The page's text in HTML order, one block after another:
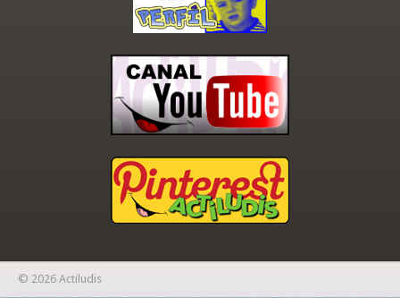
© 2026 Actiludis